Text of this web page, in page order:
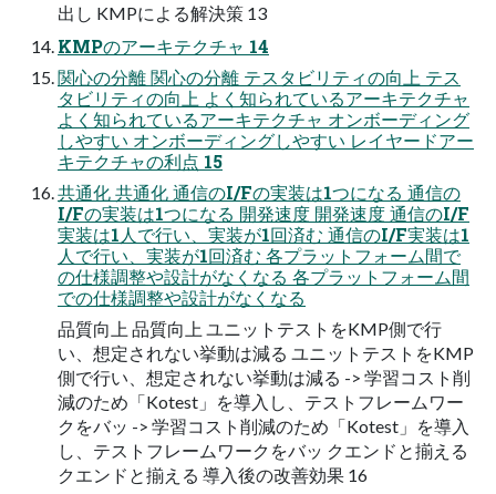
出し KMPによる解決策 13
KMPのアーキテクチャ 14
関心の分離 関心の分離 テスタビリティの向上 テス
タビリティの向上 よく知られているアーキテクチャ
よく知られているアーキテクチャ オンボーディング
しやすい オンボーディングしやすい レイヤードアー
キテクチャの利点 15
共通化 共通化 通信のI/Fの実装は1つになる 通信の
I/Fの実装は1つになる 開発速度 開発速度 通信のI/F
実装は1人で行い、実装が1回済む 通信のI/F実装は1
人で行い、実装が1回済む 各プラットフォーム間で
の仕様調整や設計がなくなる 各プラットフォーム間
での仕様調整や設計がなくなる
品質向上 品質向上 ユニットテストをKMP側で行
い、想定されない挙動は減る ユニットテストをKMP
側で行い、想定されない挙動は減る -> 学習コスト削
減のため「Kotest」を導入し、テストフレームワー
クをバッ -> 学習コスト削減のため「Kotest」を導入
し、テストフレームワークをバッ クエンドと揃える
クエンドと揃える 導入後の改善効果 16